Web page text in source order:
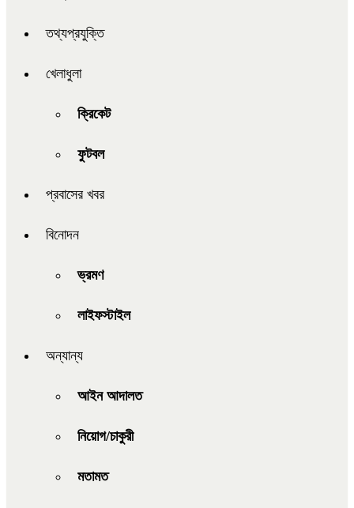
তথ্যপ্রযুক্তি
খেলাধুলা
ক্রিকেট
ফুটবল
প্রবাসের খবর
বিনোদন
ভ্রমণ
লাইফস্টাইল
অন্যান্য
আইন আদালত
নিয়োগ/চাকুরী
মতামত